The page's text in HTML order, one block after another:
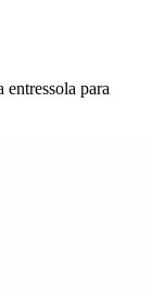
para